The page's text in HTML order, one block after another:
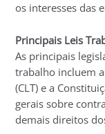
os interesses das
Principais Leis
As principais
trabalho incluem
(CLT) e a
gerais sobre
demais direitos